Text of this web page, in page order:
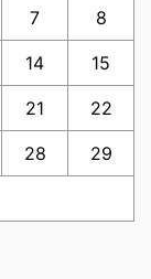
7 8
14 15
21 22
28 29